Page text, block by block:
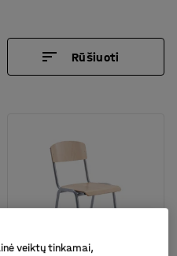
Rūšiuoti
veiktų tinkamai,